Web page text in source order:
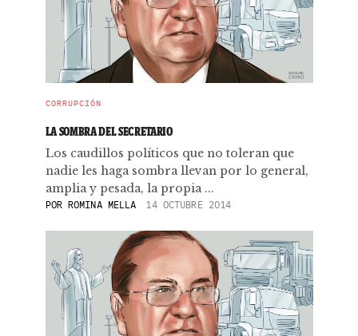
CORRUPCIÓN
LA SOMBRA DEL SECRETARIO
Los caudillos políticos que no toleran que
nadie les haga sombra llevan por lo general,
amplia y pesada, la propia ...
POR ROMINA MELLA 14 OCTUBRE 2014